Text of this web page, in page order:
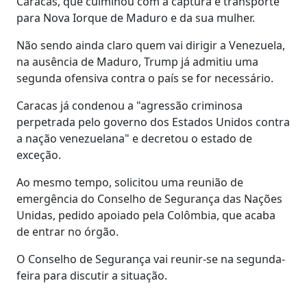
para Nova Iorque de Maduro e da sua mulher.
Não sendo ainda claro quem vai dirigir a Venezuela,
na ausência de Maduro, Trump já admitiu uma
segunda ofensiva contra o país se for necessário.
Caracas já condenou a "agressão criminosa
perpetrada pelo governo dos Estados Unidos contra
a nação venezuelana" e decretou o estado de
exceção.
Ao mesmo tempo, solicitou uma reunião de
emergência do Conselho de Segurança das Nações
Unidas, pedido apoiado pela Colômbia, que acaba
de entrar no órgão.
O Conselho de Segurança vai reunir-se na segunda-
feira para discutir a situação.